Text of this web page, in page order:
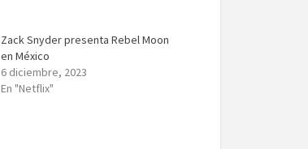
Zack Snyder presenta Rebel Moon
en México
6 diciembre, 2023
En "Netflix"